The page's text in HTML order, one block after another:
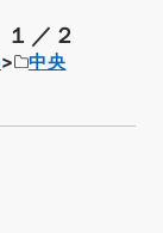
／２
中央